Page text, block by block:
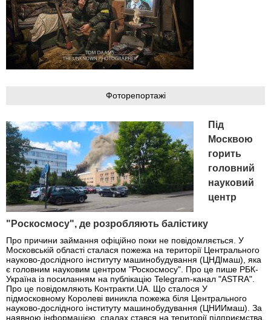
Фоторепортажі
Під
Москвою
горить
головний
науковий
центр
"Роскосмосу", де розробляють балістику
Про причини займання офіційно поки не повідомляється. У
Московській області сталася пожежа на території Центрального
науково-дослідного інституту машинобудування (ЦНДІмаш), яка
є головним науковим центром "Роскосмосу". Про це пише РБК-
Україна із посиланням на публікацію Telegram-канал "ASTRA".
Про це повідомляють Контракти.UA. Що сталося У
підмосковному Королеві виникла пожежа біля Центрального
науково-дослідного інституту машинобудування (ЦНИИмаш). За
наявною інформацією, спалах стався на території підприємства,